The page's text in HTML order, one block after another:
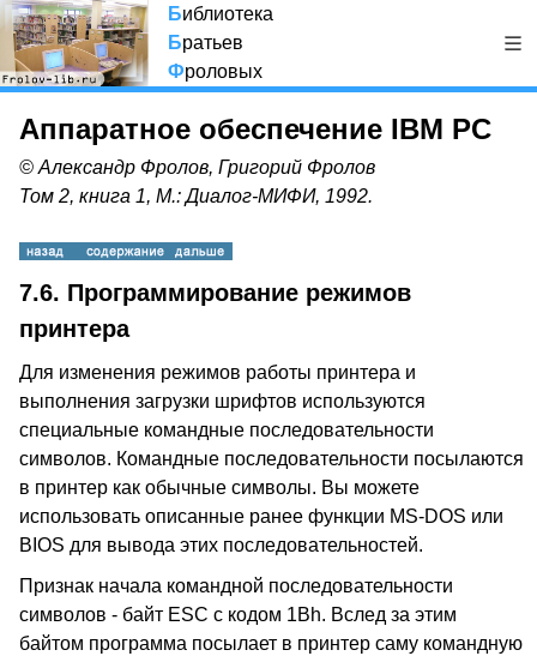
Библиотека
Братьев
Фроловых
Аппаратное обеспечение IBM PC
© Александр Фролов, Григорий Фролов
Том 2, книга 1, М.: Диалог-МИФИ, 1992.
7.6. Программирование режимов
принтера
Для изменения режимов работы принтера и
выполнения загрузки шрифтов используются
специальные командные последовательности
символов. Командные последовательности посылаются
в принтер как обычные символы. Вы можете
использовать описанные ранее функции MS-DOS или
BIOS для вывода этих последовательностей.
Признак начала командной последовательности
символов - байт ESC с кодом 1Bh. Вслед за этим
байтом программа посылает в принтер саму командную